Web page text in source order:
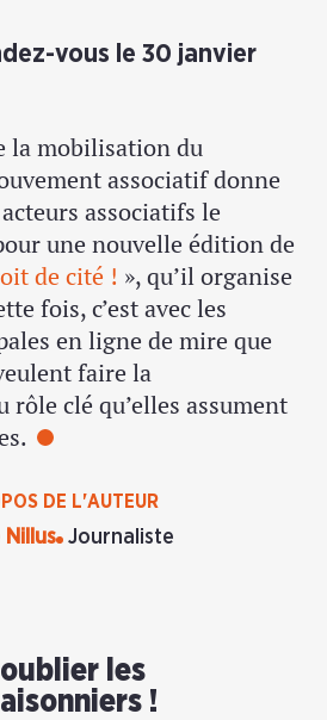
vous le 30 janvier
DE L'AUTEUR
Nillus Journaliste
la mobilisation du
associatif donne
associatifs le
une nouvelle édition de
de cité ! », qu’il organise
fois, c’est avec les
en ligne de mire que
faire la
clé qu’elles assument
oublier les
!